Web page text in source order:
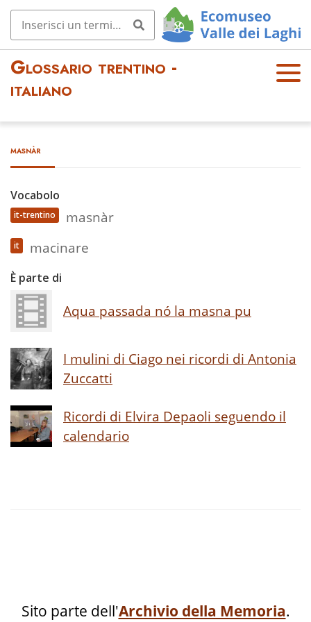
Glossario trentino -
italiano
OPE
masnàr
Vocabolo
it-trentino masnàr
it macinare
È parte di
Aqua passada nó la masna pu
I mulini di Ciago nei ricordi di Antonia
Zuccatti
Ricordi di Elvira Depaoli seguendo il
calendario
Sito parte dell'Archivio della Memoria.